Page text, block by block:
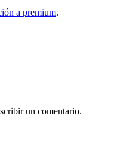
a premium.
un comentario.